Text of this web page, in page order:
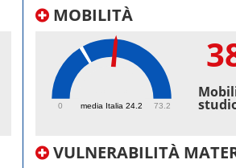
MOBILITÀ
media Italia 24.2
0 73.2
VULNERABILITÀ